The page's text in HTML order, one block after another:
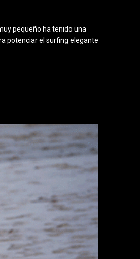
pequeño ha tenido una
potenciar el surfing elegante